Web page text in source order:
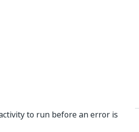
to run before an error is